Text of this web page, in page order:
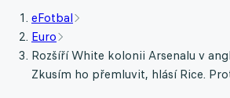
eFotbal
Euro
Rozšíří White kolonii Arsenalu v
Zkusím ho přemluvit, hlásí Rice.